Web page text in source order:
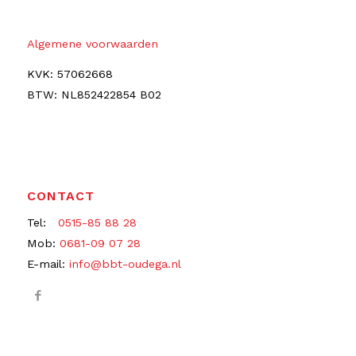
Algemene voorwaarden
KVK: 57062668
BTW: NL852422854 B02
CONTACT
Tel: 0515-85 88 28
Mob: 0681-09 07 28
E-mail: info@bbt-oudega.nl